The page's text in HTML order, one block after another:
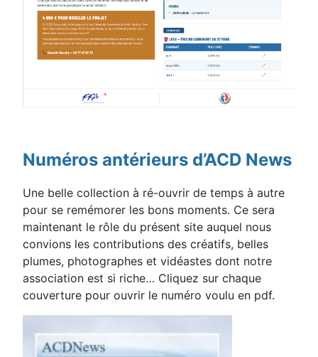
Numéros antérieurs d’ACD News
Une belle collection à ré-ouvrir de temps à autre
pour se remémorer les bons moments. Ce sera
maintenant le rôle du présent site auquel nous
convions les contributions des créatifs, belles
plumes, photographes et vidéastes dont notre
association est si riche… Cliquez sur chaque
couverture pour ouvrir le numéro voulu en pdf.